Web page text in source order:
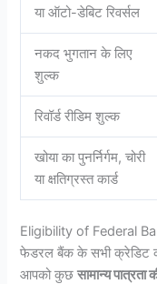
या ऑटो-डेबिट रिवर्सल
नकद भुगतान के लिए
शुल्क
रिवॉर्ड रीडिम शुल्क
खोया का पुनर्निर्गम, चोरी
या क्षतिग्रस्त कार्ड
Eligibility of Federal
फेडरल बैंक के सभी क्रेडिट
आपको कुछसामान्य पात्रता